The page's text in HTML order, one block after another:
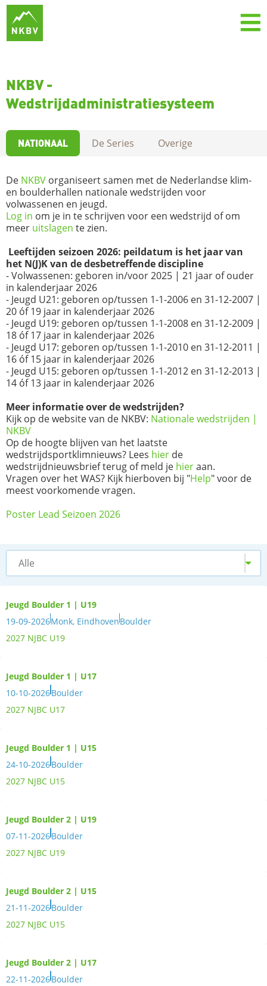
NKBV -
Wedstrijdadministratiesysteem
NATIONAAL De Series Overige
De NKBV organiseert samen met de Nederlandse klim-
en boulderhallen nationale wedstrijden voor
volwassenen en jeugd.
Log in om je in te schrijven voor een wedstrijd of om
meer uitslagen te zien.
Leeftijden seizoen 2026: peildatum is het jaar van
het N(J)K van de desbetreffende discipline
- Volwassenen: geboren in/voor 2025 | 21 jaar of ouder
in kalenderjaar 2026
- Jeugd U21: geboren op/tussen 1-1-2006 en 31-12-2007 |
20 óf 19 jaar in kalenderjaar 2026
- Jeugd U19: geboren op/tussen 1-1-2008 en 31-12-2009 |
18 óf 17 jaar in kalenderjaar 2026
- Jeugd U17: geboren op/tussen 1-1-2010 en 31-12-2011 |
16 óf 15 jaar in kalenderjaar 2026
- Jeugd U15: geboren op/tussen 1-1-2012 en 31-12-2013 |
14 óf 13 jaar in kalenderjaar 2026
Meer informatie over de wedstrijden?
Kijk op de website van de NKBV: Nationale wedstrijden |
NKBV
Op de hoogte blijven van het laatste
wedstrijdsportklimnieuws? Lees hier de
wedstrijdnieuwsbrief terug of meld je hieraan.
Vragen over het WAS? Kijk hierboven bij "Help" voor de
meest voorkomende vragen.
Poster Lead Seizoen 2026
Alle
Jeugd Boulder 1 | U19
19-09-2026Monk, EindhovenBoulder
2027 NJBC U19
Jeugd Boulder 1 | U17
10-10-2026Boulder
2027 NJBC U17
Jeugd Boulder 1 | U15
24-10-2026Boulder
2027 NJBC U15
Jeugd Boulder 2 | U19
07-11-2026Boulder
2027 NJBC U19
Jeugd Boulder 2 | U15
21-11-2026Boulder
2027 NJBC U15
Jeugd Boulder 2 | U17
22-11-2026Boulder